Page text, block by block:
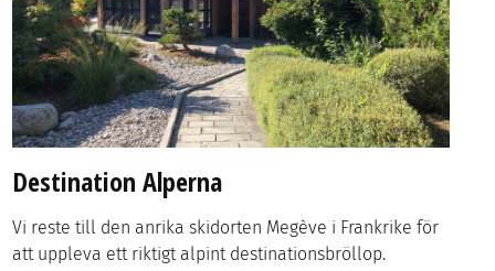
Destination Alperna
Vi reste till den anrika skidorten Megève i Frankrike för
att uppleva ett riktigt alpint destinationsbröllop.